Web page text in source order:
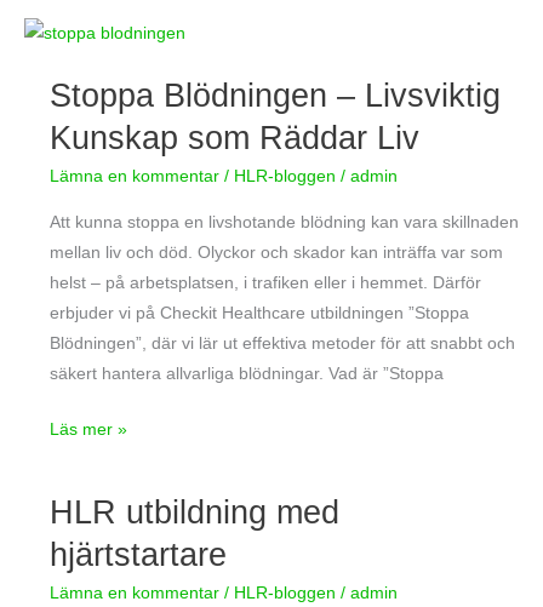
Stoppa Blödningen – Livsviktig
Kunskap som Räddar Liv
Lämna en kommentar / HLR-bloggen / admin
Att kunna stoppa en livshotande blödning kan vara skillnaden
mellan liv och död. Olyckor och skador kan inträffa var som
helst – på arbetsplatsen, i trafiken eller i hemmet. Därför
erbjuder vi på Checkit Healthcare utbildningen ”Stoppa
Blödningen”, där vi lär ut effektiva metoder för att snabbt och
säkert hantera allvarliga blödningar. Vad är ”Stoppa
Stoppa
–
Livsviktig
Kunskap
som
Räddar
Läs mer »
HLR utbildning med
hjärtstartare
Lämna en kommentar / HLR-bloggen / admin
HLR
med
hjärtstartare